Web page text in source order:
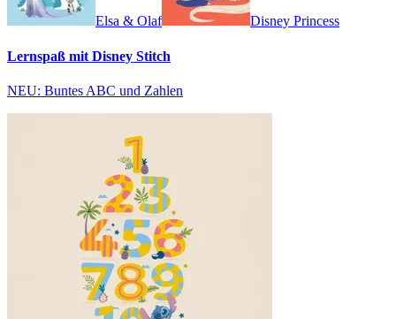
Elsa & Olaf Disney Princess
Lernspaß mit Disney Stitch
NEU: Buntes ABC und Zahlen